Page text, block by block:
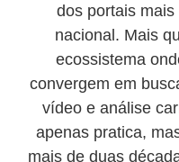
dos portais
nacional. Mais
ecossistema
convergem em
vídeo e análise
apenas pratica,
mais de duas